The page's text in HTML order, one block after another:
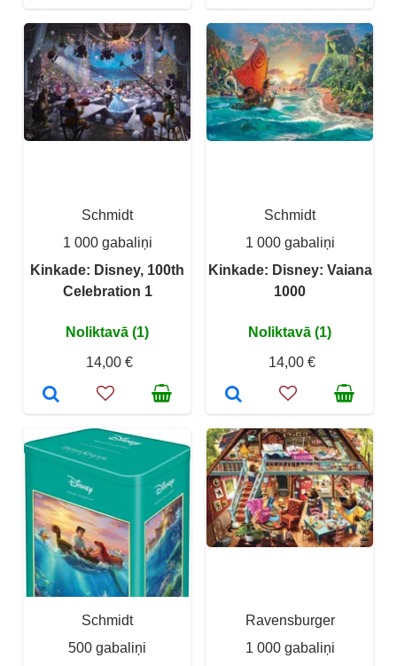
Schmidt
1 000 gabaliņi
Kinkade: Disney, 100th
Celebration 1
Noliktavā (1)
14,00 €
Schmidt
1 000 gabaliņi
Kinkade: Disney: Vaiana
1000
Noliktavā (1)
14,00 €
Schmidt
500 gabaliņi
Ravensburger
1 000 gabaliņi